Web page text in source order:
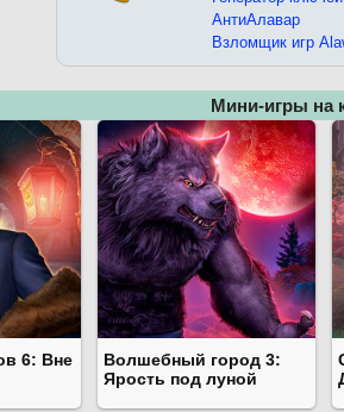
АнтиАлавар
Взломщик игр
Мини-игры на
6: Вне
Волшебный город 3:
Ярость под луной